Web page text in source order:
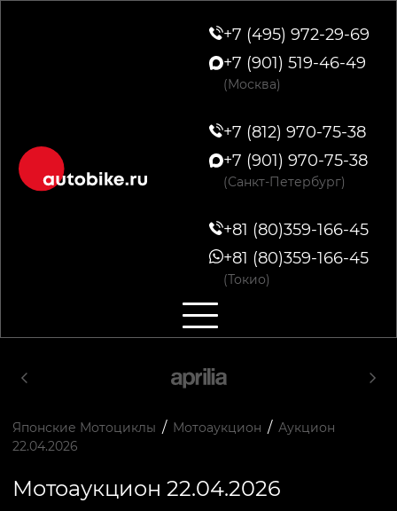
+7 (495) 972-29-69
+7 (901) 519-46-49
(Москва)
+7 (812) 970-75-38
+7 (901) 970-75-38
(Санкт-Петербург)
+81 (80)359-166-45
+81 (80)359-166-45
(Токио)
Японские Мотоциклы / Мотоаукцион / Аукцион
22.04.2026
Мотоаукцион 22.04.2026